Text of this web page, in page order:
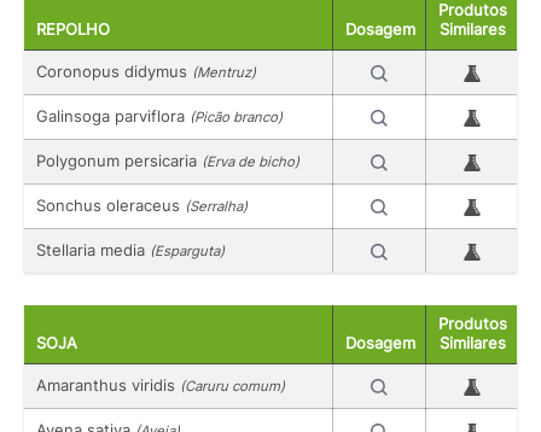
REPOLHO Dosagem
Produtos
Similares
Coronopus didymus (Mentruz)
Galinsoga parviflora (Picão branco)
Polygonum persicaria (Erva de bicho)
Sonchus oleraceus (Serralha)
Stellaria media (Esparguta)
SOJA Dosagem
Produtos
Similares
Amaranthus viridis (Caruru comum)